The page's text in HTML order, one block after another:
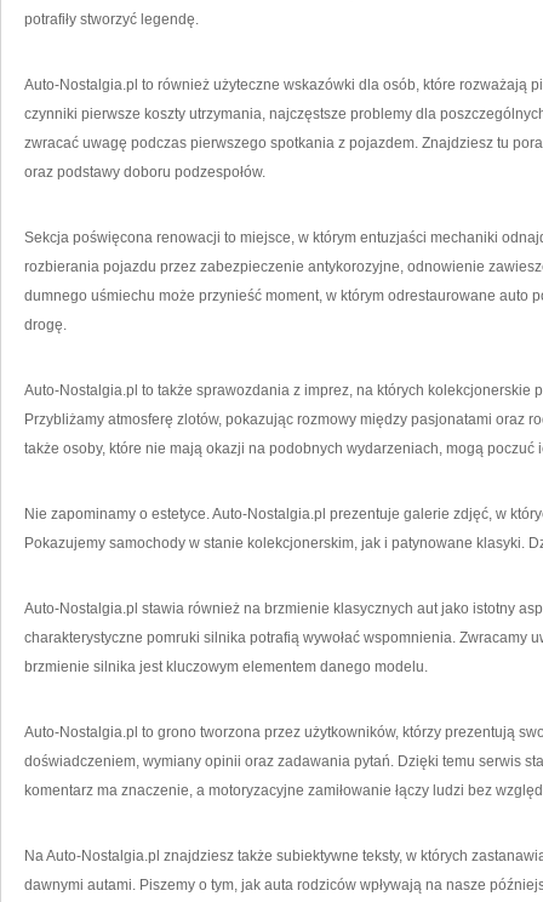
potrafiły stworzyć legendę.
Auto-Nostalgia.pl to również użyteczne wskazówki dla osób, które rozważają
czynniki pierwsze koszty utrzymania, najczęstsze problemy dla
zwracać uwagę podczas pierwszego spotkania z pojazdem. Znajdziesz tu
oraz podstawy doboru podzespołów.
Sekcja poświęcona renowacji to miejsce, w którym entuzjaści mechaniki
rozbierania pojazdu przez zabezpieczenie antykorozyjne, odnowienie
dumnego uśmiechu może przynieść moment, w którym odrestaurowane auto
drogę.
Auto-Nostalgia.pl to także sprawozdania z imprez, na których kolekcjonerskie
Przybliżamy atmosferę zlotów, pokazując rozmowy między pasjonatami oraz
także osoby, które nie mają okazji na podobnych wydarzeniach, mogą poczuć
Nie zapominamy o estetyce. Auto-Nostalgia.pl prezentuje galerie zdjęć, w
Pokazujemy samochody w stanie kolekcjonerskim, jak i patynowane klasyki.
Auto-Nostalgia.pl stawia również na brzmienie klasycznych aut jako istotny
charakterystyczne pomruki silnika potrafią wywołać wspomnienia. Zwracamy
brzmienie silnika jest kluczowym elementem danego modelu.
Auto-Nostalgia.pl to grono tworzona przez użytkowników, którzy prezentują
doświadczeniem, wymiany opinii oraz zadawania pytań. Dzięki temu serwis
komentarz ma znaczenie, a motoryzacyjne zamiłowanie łączy ludzi bez
Na Auto-Nostalgia.pl znajdziesz także subiektywne teksty, w których
dawnymi autami. Piszemy o tym, jak auta rodziców wpływają na nasze